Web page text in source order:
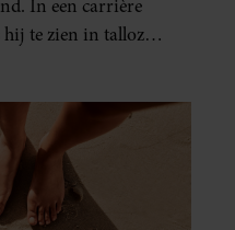
In een carrière
te zien in talloze